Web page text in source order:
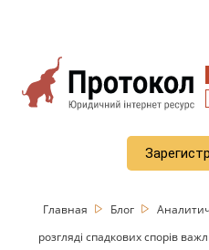
Главная Блог
розгляді спадкових спорів